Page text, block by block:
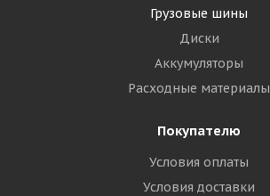
Грузовые шины
Диски
Аккумуляторы
Расходные материалы
Покупателю
Условия оплаты
Условия доставки